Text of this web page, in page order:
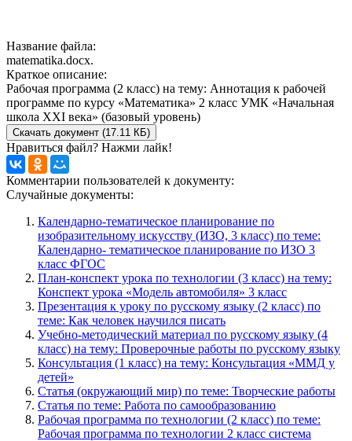
Название файла:
matematika.docx.
Краткое описание:
Рабочая программа (2 класс) на тему: Аннотация к рабочей
программе по курсу «Математика» 2 класс УМК «Начальная
школа XXI века» (базовый уровень)
Скачать документ (17.11 КБ)
Нравиться файл? Нажми лайк!
Комментарии пользователей к документу:
Случайные документы:
Календарно-тематическое планирование по
изобразительному искусству (ИЗО, 3 класс) по теме:
Календарно- тематическое планирование по ИЗО 3
класс ФГОС
План-конспект урока по технологии (3 класс) на тему:
Конспект урока «Модель автомобиля» 3 класс
Презентация к уроку по русскому языку (2 класс) по
теме: Как человек научился писать
Учебно-методический материал по русскому языку (4
класс) на тему: Проверочные работы по русскому языку
Консультация (1 класс) на тему: Консультация «ММД у
детей»
Статья (окружающий мир) по теме: Творческие работы
Статья по теме: Работа по самообразованию
Рабочая программа по технологии (2 класс) по теме:
Рабочая программа по технологии 2 класс система